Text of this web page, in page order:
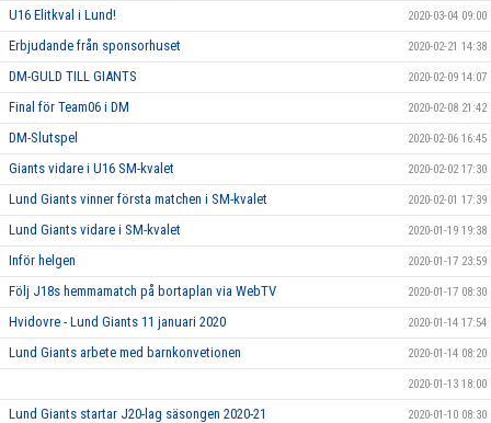
U16 Elitkval i Lund! 2020-03-04 09:00
Erbjudande från sponsorhuset 2020-02-21 14:38
DM-GULD TILL GIANTS 2020-02-09 14:07
Final för Team06 i DM 2020-02-08 21:42
DM-Slutspel 2020-02-06 16:45
Giants vidare i U16 SM-kvalet 2020-02-02 17:30
Lund Giants vinner första matchen i SM-kvalet 2020-02-01 17:39
Lund Giants vidare i SM-kvalet 2020-01-19 19:38
Inför helgen 2020-01-17 23:59
Följ J18s hemmamatch på bortaplan via WebTV 2020-01-17 08:30
Hvidovre - Lund Giants 11 januari 2020 2020-01-14 17:54
Lund Giants arbete med barnkonvetionen 2020-01-14 08:20
2020-01-13 18:00
Lund Giants startar J20-lag säsongen 2020-21 2020-01-10 08:30